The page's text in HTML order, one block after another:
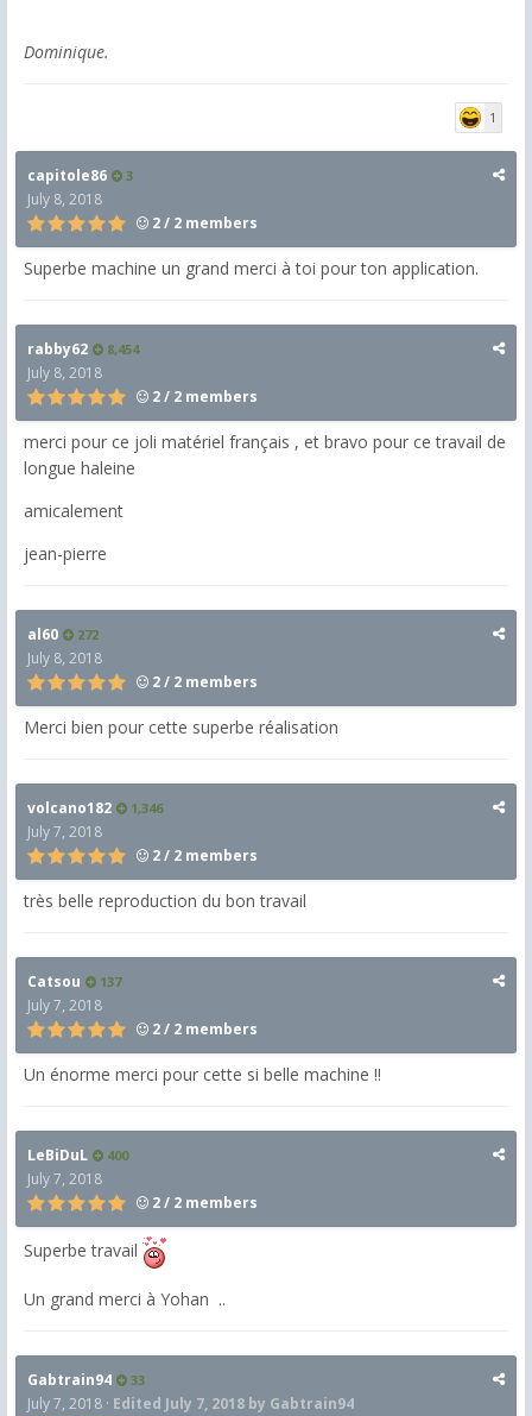
Dominique.
1
capitole86 3
July 8, 2018
2 / 2 members
Superbe machine un grand merci à toi pour ton application.
rabby62 8,454
July 8, 2018
2 / 2 members
merci pour ce joli matériel français , et bravo pour ce travail de
longue haleine
amicalement
jean-pierre
al60 272
July 8, 2018
2 / 2 members
Merci bien pour cette superbe réalisation
volcano182 1,346
July 7, 2018
2 / 2 members
très belle reproduction du bon travail
Catsou 137
July 7, 2018
2 / 2 members
Un énorme merci pour cette si belle machine !!
LeBiDuL 400
July 7, 2018
2 / 2 members
Superbe travail
Un grand merci à Yohan ..
Gabtrain94 33
July 7, 2018 · Edited July 7, 2018 by Gabtrain94